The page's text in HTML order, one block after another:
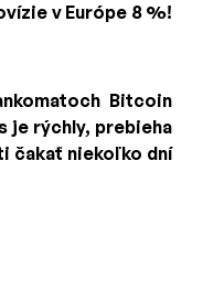
v Európe 8 %!
Bitcoin
je rýchly, prebieha
čakať niekoľko dní